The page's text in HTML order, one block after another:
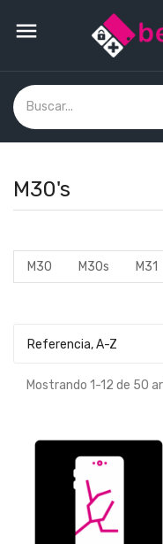

M30's
M30 M30s M31
Referencia, A-Z
Mostrando 1-12 de 50